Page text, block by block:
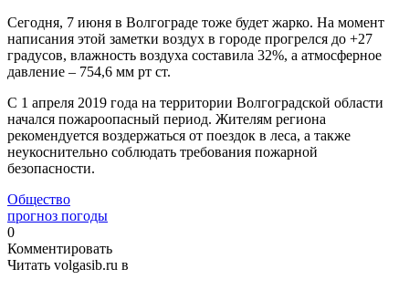
Сегодня, 7 июня в Волгограде тоже будет жарко. На момент
написания этой заметки воздух в городе прогрелся до +27
градусов, влажность воздуха составила 32%, а атмосферное
давление – 754,6 мм рт ст.
С 1 апреля 2019 года на территории Волгоградской области
начался пожароопасный период. Жителям региона
рекомендуется воздержаться от поездок в леса, а также
неукоснительно соблюдать требования пожарной
безопасности.
Общество
прогноз погоды
0
Комментировать
Читать volgasib.ru в